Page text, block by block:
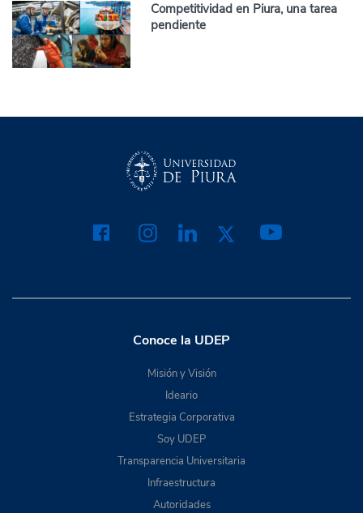
Competitividad en Piura, una tarea
pendiente
Conoce la UDEP
Misión y Visión
Ideario
Estrategia Corporativa
Soy UDEP
Transparencia Universitaria
Infraestructura
Autoridades